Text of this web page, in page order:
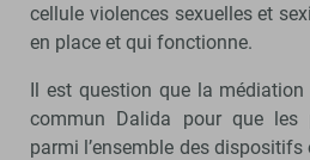
cellule violences sexuelles et
en place et qui fonctionne.
Il est question que la
commun Dalida pour que les
parmi l’ensemble des